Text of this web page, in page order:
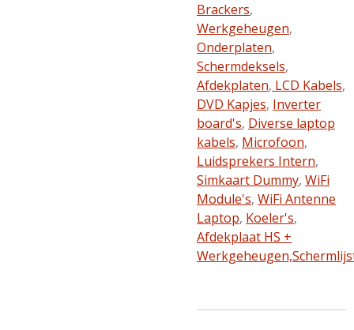
Brackers,
Werkgeheugen,
Onderplaten,
Schermdeksels,
Afdekplaten, LCD Kabels,
DVD Kapjes, Inverter
board's, Diverse laptop
kabels, Microfoon,
Luidsprekers Intern,
Simkaart Dummy, WiFi
Module's, WiFi Antenne
Laptop, Koeler's,
Afdekplaat HS +
Werkgeheugen,